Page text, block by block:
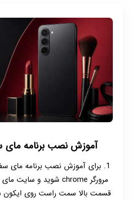
آموزش نصب برنامه مای
1. برای آموزش نصب برنامه مای